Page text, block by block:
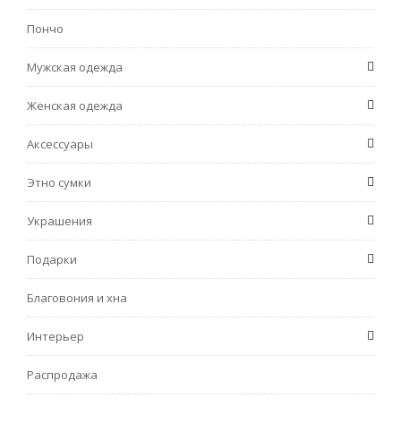
Пончо
Мужская одежда
Женская одежда
Аксессуары
Этно сумки
Украшения
Подарки
Благовония и хна
Интерьер
Распродажа